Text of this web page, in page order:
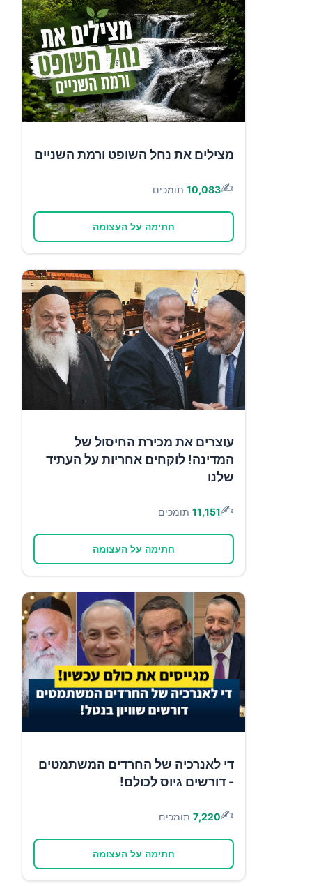
מצילים את נחל השופט ורמת השניים
✍️
10,083 תומכים
חתימה על העצומה
עוצרים את מכירת החיסול של
המדינה! לוקחים אחריות על העתיד
שלנו
✍️
11,151 תומכים
חתימה על העצומה
די לאנרכיה של החרדים המשתמטים
- דורשים גיוס לכולם!
✍️
7,220 תומכים
חתימה על העצומה